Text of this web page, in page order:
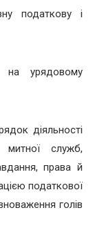
податкову і
на урядовому
діяльності
служб,
права й
податкової
голів